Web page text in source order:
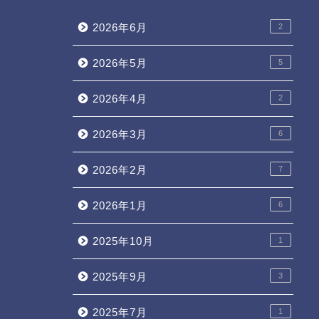
2026年6月 2
2026年5月 5
2026年4月 2
2026年3月 6
2026年2月 7
2026年1月 6
2025年10月 1
2025年9月 3
2025年7月 1